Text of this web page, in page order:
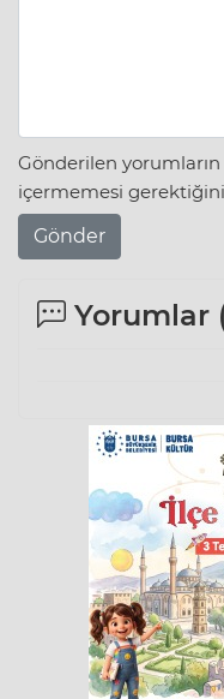
Gönderilen
içermemesi gerektiğini
Gönder
Yorumlar